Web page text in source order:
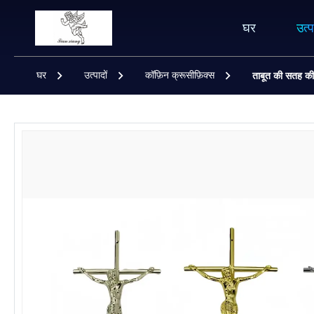
घर
घर उत्पादों कॉफ़िन क्रूसीफ़िक्स ताबूत की सतह